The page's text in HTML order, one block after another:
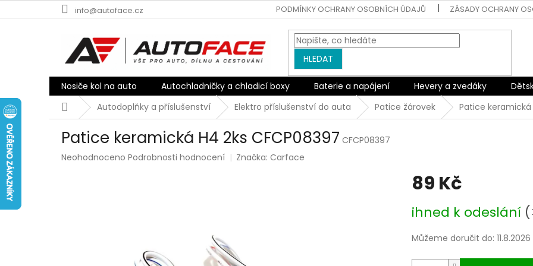
na
info@autoface.cz PODMÍNKY OCHRANY OSOBNÍCH ÚDAJŮ ZÁSADY OCHRANY
HLEDAT
Nosiče kol na auto Autochladničky a chladicí boxy Baterie a napájení Hevery a zvedáky
DomůAutodoplňky a příslušenství Elektro příslušenství do auta Patice žárovek Patice keramická
Patice keramická H4 2ks CFCP08397 CFCP08397
Průměrné
Neohodnoceno Podrobnosti hodnocení Značka:Carface
89 Kč
cena:
ihned k odeslání
Můžeme doručit do: 11.8.2026